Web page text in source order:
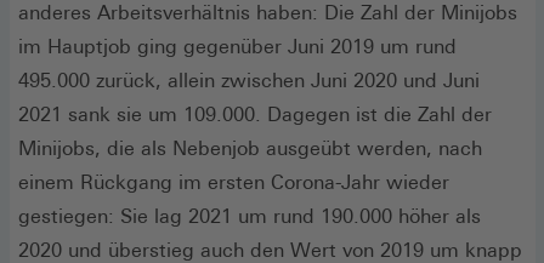
anderes Arbeitsverhältnis haben: Die Zahl der Minijobs
im Hauptjob ging gegenüber Juni 2019 um rund
495.000 zurück, allein zwischen Juni 2020 und Juni
2021 sank sie um 109.000. Dagegen ist die Zahl der
Minijobs, die als Nebenjob ausgeübt werden, nach
einem Rückgang im ersten Corona-Jahr wieder
gestiegen: Sie lag 2021 um rund 190.000 höher als
2020 und überstieg auch den Wert von 2019 um knapp